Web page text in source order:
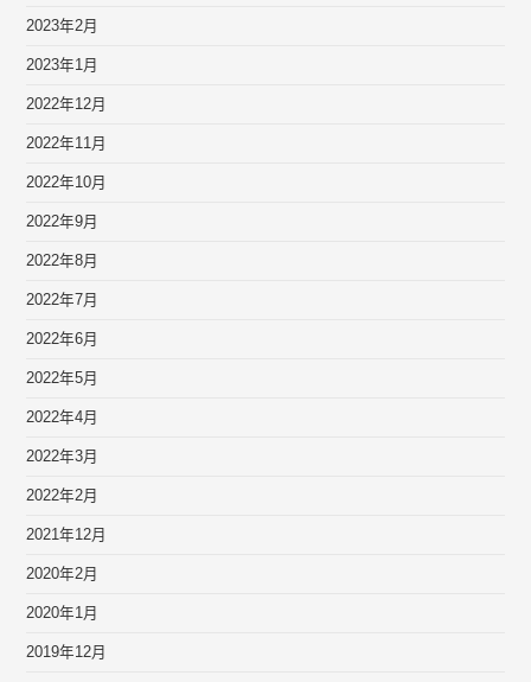
2023年2月
2023年1月
2022年12月
2022年11月
2022年10月
2022年9月
2022年8月
2022年7月
2022年6月
2022年5月
2022年4月
2022年3月
2022年2月
2021年12月
2020年2月
2020年1月
2019年12月